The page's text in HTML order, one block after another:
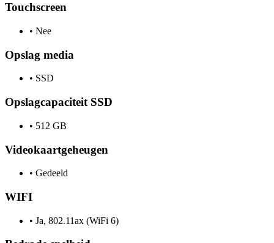
Touchscreen
• Nee
Opslag media
• SSD
Opslagcapaciteit SSD
• 512 GB
Videokaartgeheugen
• Gedeeld
WIFI
• Ja, 802.11ax (WiFi 6)